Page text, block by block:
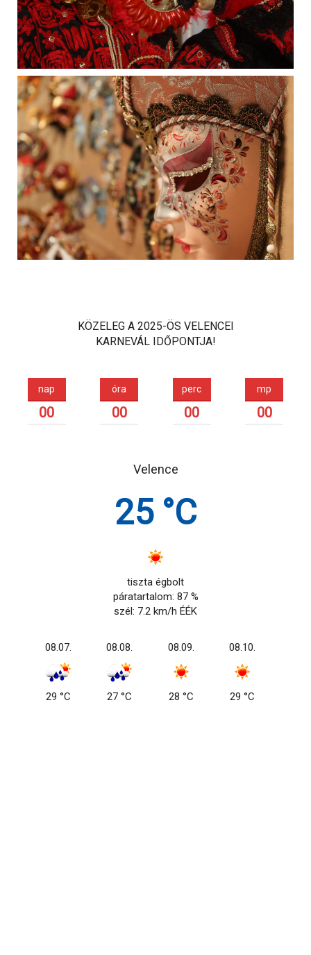
KÖZELEG A 2025-ÖS VELENCEI
KARNEVÁL IDŐPONTJA!
nap
00
óra
00
perc
00
mp
00
Velence
25 °C
tiszta égbolt
páratartalom: 87 %
szél: 7.2 km/h ÉÉK
08.07.
29 °C
08.08.
27 °C
08.09.
28 °C
08.10.
29 °C